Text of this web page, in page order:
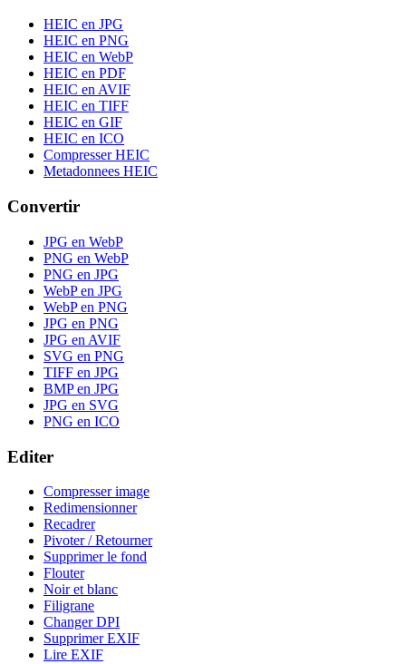
HEIC en JPG
HEIC en PNG
HEIC en WebP
HEIC en PDF
HEIC en AVIF
HEIC en TIFF
HEIC en GIF
HEIC en ICO
Compresser HEIC
Metadonnees HEIC
Convertir
JPG en WebP
PNG en WebP
PNG en JPG
WebP en JPG
WebP en PNG
JPG en PNG
JPG en AVIF
SVG en PNG
TIFF en JPG
BMP en JPG
JPG en SVG
PNG en ICO
Editer
Compresser image
Redimensionner
Recadrer
Pivoter / Retourner
Supprimer le fond
Flouter
Noir et blanc
Filigrane
Changer DPI
Supprimer EXIF
Lire EXIF